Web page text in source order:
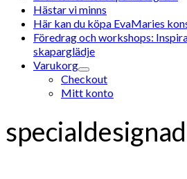
Hästar vi minns
Här kan du köpa EvaMaries
Föredrag och workshops:
skaparglädje
Varukorg
Checkout
Mitt konto
specialdesignad